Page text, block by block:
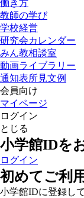
働き方
教師の学び
学校経営
研究会カレンダー
みん教相談室
動画ライブラリー
通知表所見文例
会員向け
マイページ
ログイン
とじる
小学館IDを
ログイン
初めてご利
小学館IDに登録し